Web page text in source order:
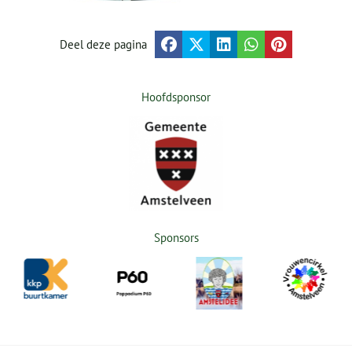
Deel deze pagina
Hoofdsponsor
Sponsors